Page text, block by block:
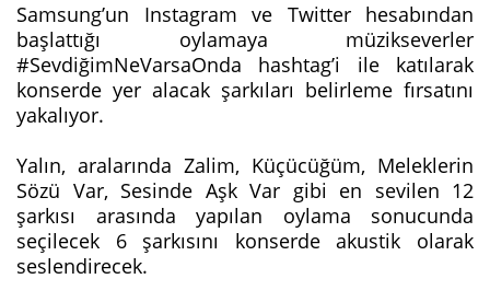
Samsung’un Instagram ve Twitter hesabından
başlattığı oylamaya müzikseverler
#SevdiğimNeVarsaOnda hashtag’i ile katılarak
konserde yer alacak şarkıları belirleme fırsatını
yakalıyor.
Yalın, aralarında Zalim, Küçücüğüm, Meleklerin
Sözü Var, Sesinde Aşk Var gibi en sevilen 12
şarkısı arasında yapılan oylama sonucunda
seçilecek 6 şarkısını konserde akustik olarak
seslendirecek.